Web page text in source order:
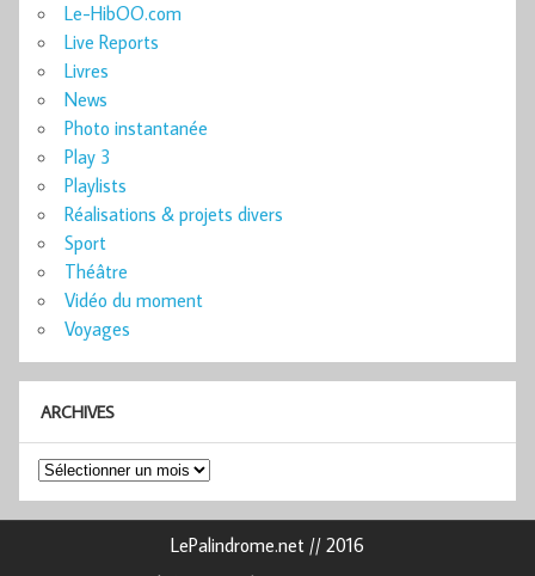
Le-HibOO.com
Live Reports
Livres
News
Photo instantanée
Play 3
Playlists
Réalisations & projets divers
Sport
Théâtre
Vidéo du moment
Voyages
ARCHIVES
Archives
LePalindrome.net // 2016